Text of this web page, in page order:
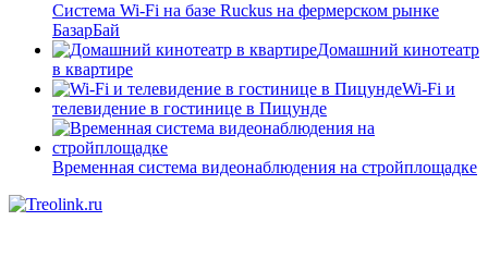
Система Wi-Fi на базе Ruckus на фермерском рынке
БазарБай
Домашний кинотеатр
в квартире
Wi-Fi и
телевидение в гостинице в Пицунде
Временная система видеонаблюдения на стройплощадке